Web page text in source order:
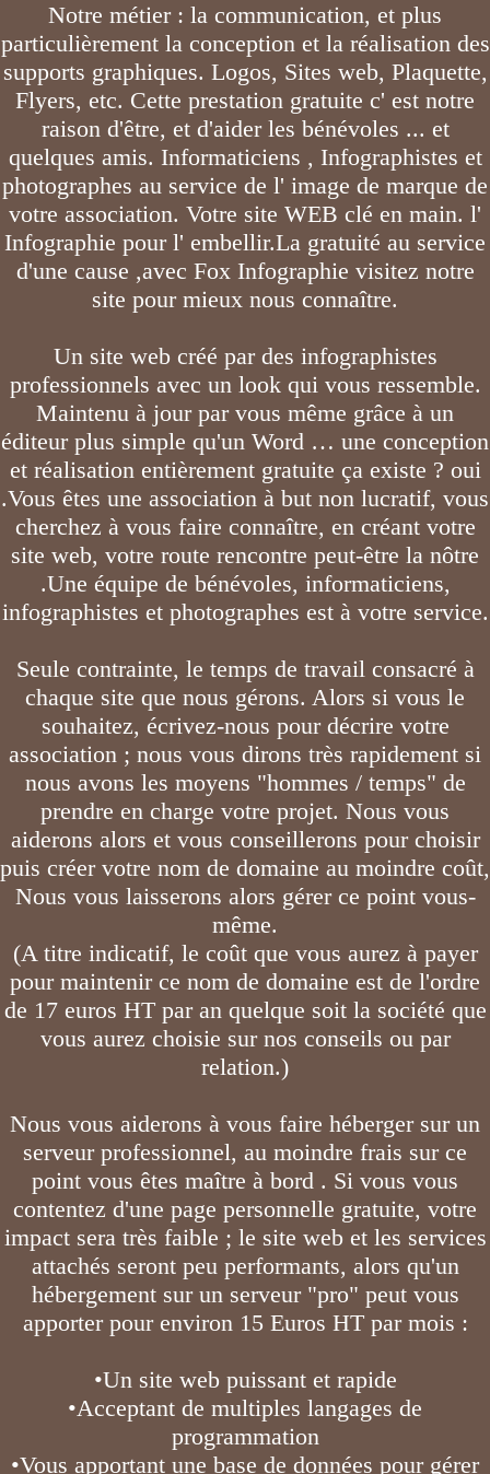
Notre métier : la communication, et plus
particulièrement la conception et la réalisation des
supports graphiques. Logos, Sites web, Plaquette,
Flyers, etc. Cette prestation gratuite c' est notre
raison d'être, et d'aider les bénévoles ... et
quelques amis. Informaticiens , Infographistes et
photographes au service de l' image de marque de
votre association. Votre site WEB clé en main. l'
Infographie pour l' embellir.La gratuité au service
d'une cause ,avec Fox Infographie visitez notre
site pour mieux nous connaître.
Un site web créé par des infographistes
professionnels avec un look qui vous ressemble.
Maintenu à jour par vous même grâce à un
éditeur plus simple qu'un Word … une conception
et réalisation entièrement gratuite ça existe ? oui
.Vous êtes une association à but non lucratif, vous
cherchez à vous faire connaître, en créant votre
site web, votre route rencontre peut-être la nôtre
.Une équipe de bénévoles, informaticiens,
infographistes et photographes est à votre service.
Seule contrainte, le temps de travail consacré à
chaque site que nous gérons. Alors si vous le
souhaitez, écrivez-nous pour décrire votre
association ; nous vous dirons très rapidement si
nous avons les moyens "hommes / temps" de
prendre en charge votre projet. Nous vous
aiderons alors et vous conseillerons pour choisir
puis créer votre nom de domaine au moindre coût,
Nous vous laisserons alors gérer ce point vous-
même.
(A titre indicatif, le coût que vous aurez à payer
pour maintenir ce nom de domaine est de l'ordre
de 17 euros HT par an quelque soit la société que
vous aurez choisie sur nos conseils ou par
relation.)
Nous vous aiderons à vous faire héberger sur un
serveur professionnel, au moindre frais sur ce
point vous êtes maître à bord . Si vous vous
contentez d'une page personnelle gratuite, votre
impact sera très faible ; le site web et les services
attachés seront peu performants, alors qu'un
hébergement sur un serveur "pro" peut vous
apporter pour environ 15 Euros HT par mois :
•Un site web puissant et rapide
•Acceptant de multiples langages de
programmation
•Vous apportant une base de données pour gérer